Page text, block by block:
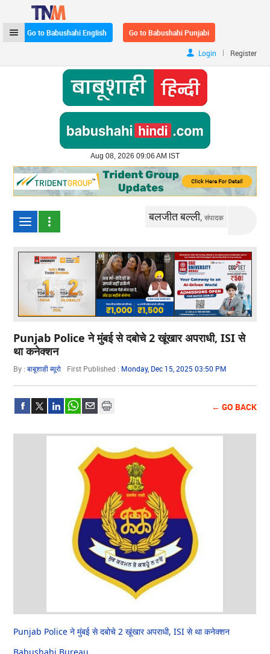
Go to Babushahi English Go to Babushahi Punjabi
Login | Register
Aug 08, 2026 09:06 AM IST
बलजीत बल्ली,संपादक
Punjab Police ने मुंबई से दबोचे 2 खूंखार अपराधी, ISI से
था कनेक्शन
By :बाबूशाही ब्यूरो First Published : Monday, Dec 15, 2025 03:50 PM
← GO BACK
Punjab Police ने मुंबई से दबोचे 2 खूंखार अपराधी, ISI से था कनेक्शन